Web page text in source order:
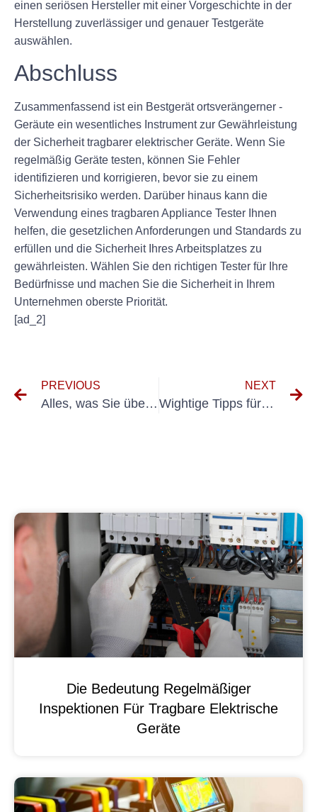
einen seriösen Hersteller mit einer Vorgeschichte in der
Herstellung zuverlässiger und genauer Testgeräte
auswählen.
Abschluss
Zusammenfassend ist ein Bestgerät ortsverängerner -
Geräute ein wesentliches Instrument zur Gewährleistung
der Sicherheit tragbarer elektrischer Geräte. Wenn Sie
regelmäßig Geräte testen, können Sie Fehler
identifizieren und korrigieren, bevor sie zu einem
Sicherheitsrisiko werden. Darüber hinaus kann die
Verwendung eines tragbaren Appliance Tester Ihnen
helfen, die gesetzlichen Anforderungen und Standards zu
erfüllen und die Sicherheit Ihres Arbeitsplatzes zu
gewährleisten. Wählen Sie den richtigen Tester für Ihre
Bedürfnisse und machen Sie die Sicherheit in Ihrem
Unternehmen oberste Priorität.
[ad_2]
PREVIOUS
Alles, was Sie über VDE -Tests von elektrischen Installationen wissen müssen
NEXT
Wightige Tipps für Die Meutsche Elektrier Anlagen: So Bleiben Sieicher und Geschüttttttttttttttttze
Die Bedeutung Regelmäßiger
Inspektionen Für Tragbare Elektrische
Geräte